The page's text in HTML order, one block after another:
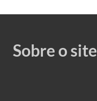
Sobre o site